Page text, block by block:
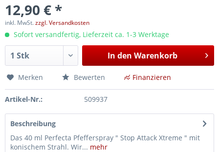
12,90 € *
inkl. MwSt.zzgl. Versandkosten
Sofort versandfertig, Lieferzeit ca. 1-3 Werktage
In den Warenkorb
Merken Bewerten Finanzieren
Artikel-Nr.: 509937
Beschreibung
Das 40 ml Perfecta Pfefferspray " Stop Attack Xtreme " mit
konischem Strahl. Wir... mehr